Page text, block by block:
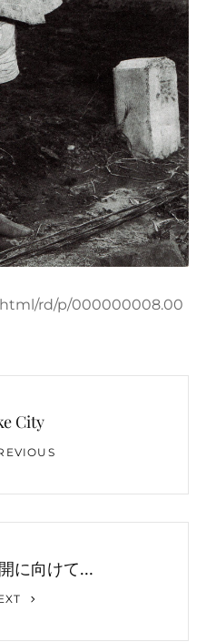
rd/p/000000008.00
City
に向けて…